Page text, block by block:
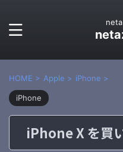
HOME > Apple > iPhone >
iPhone
iPhone X を買